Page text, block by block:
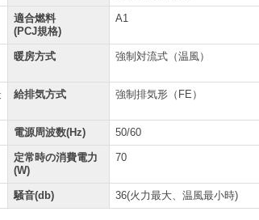
適合燃料
(PCJ規格)
A1
暖房方式 強制対流式（温風）
給排気方式 強制排気形（FE）
電源周波数(Hz) 50/60
定常時の消費電力
(W)
70
騒音(db) 36(火力最大、温風最小時)